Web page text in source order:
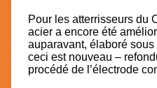
Pour les atterrisseurs du
acier a encore été
auparavant, élaboré
ceci est nouveau –
procédé de l’électrode